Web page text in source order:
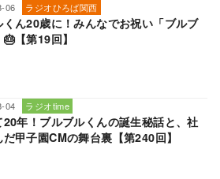
06 ラジオひろば関西
くん20歳に！みんなでお祝い「ブルブ
【第19回】
04 ラジオtime
20年！ブルブルくんの誕生秘話と、社
だ甲子園CMの舞台裏【第240回】